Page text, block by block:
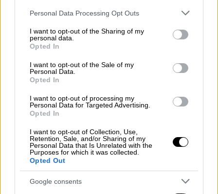
Please note that this website/app uses one or more Google
not limited to your visit or usage behaviour. You may click to
grant or deny consent to Google and its third-party tags to
use your data for below specified purposes in below Google
consent section.
Personal Data Processing Opt Outs
I want to opt-out of the Sharing of my
personal data.
Opted In
I want to opt-out of the Sale of my
Personal Data.
Opted In
I want to opt-out of processing my
Personal Data for Targeted Advertising.
Opted In
I want to opt-out of Collection, Use,
Retention, Sale, and/or Sharing of my
Personal Data that Is Unrelated with the
Purposes for which it was collected.
Opted Out
Google consents
υπουργείο Οικονομικών
ΟΙΚΟΝΟΜΙΑ
Στην τελική ευθεία για την πέμπτη